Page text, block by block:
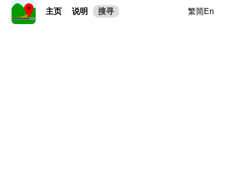
主页 说明 搜寻 繁简En